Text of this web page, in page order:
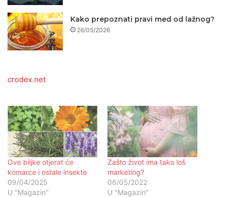
Kako prepoznati pravi med od lažnog?
26/05/2026
crodex.net
Ove biljke otjerat će
komarce i ostale insekte
09/04/2025
U "Magazin"
Zašto život ima tako loš
marketing?
06/05/2022
U "Magazin"